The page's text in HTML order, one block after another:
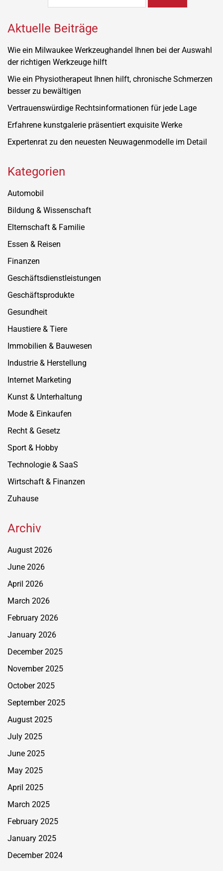
Aktuelle Beiträge
Wie ein Milwaukee Werkzeughandel Ihnen bei der Auswahl
der richtigen Werkzeuge hilft
Wie ein Physiotherapeut Ihnen hilft, chronische Schmerzen
besser zu bewältigen
Vertrauenswürdige Rechtsinformationen für jede Lage
Erfahrene kunstgalerie präsentiert exquisite Werke
Expertenrat zu den neuesten Neuwagenmodelle im Detail
Kategorien
Automobil
Bildung & Wissenschaft
Elternschaft & Familie
Essen & Reisen
Finanzen
Geschäftsdienstleistungen
Geschäftsprodukte
Gesundheit
Haustiere & Tiere
Immobilien & Bauwesen
Industrie & Herstellung
Internet Marketing
Kunst & Unterhaltung
Mode & Einkaufen
Recht & Gesetz
Sport & Hobby
Technologie & SaaS
Wirtschaft & Finanzen
Zuhause
Archiv
August 2026
June 2026
April 2026
March 2026
February 2026
January 2026
December 2025
November 2025
October 2025
September 2025
August 2025
July 2025
June 2025
May 2025
April 2025
March 2025
February 2025
January 2025
December 2024